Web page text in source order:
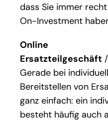
dass Sie immer
On-Investment
Online
Ersatzteilgeschäft /
Gerade bei
Bereitstellen von
ganz einfach: ein
besteht häufig auch